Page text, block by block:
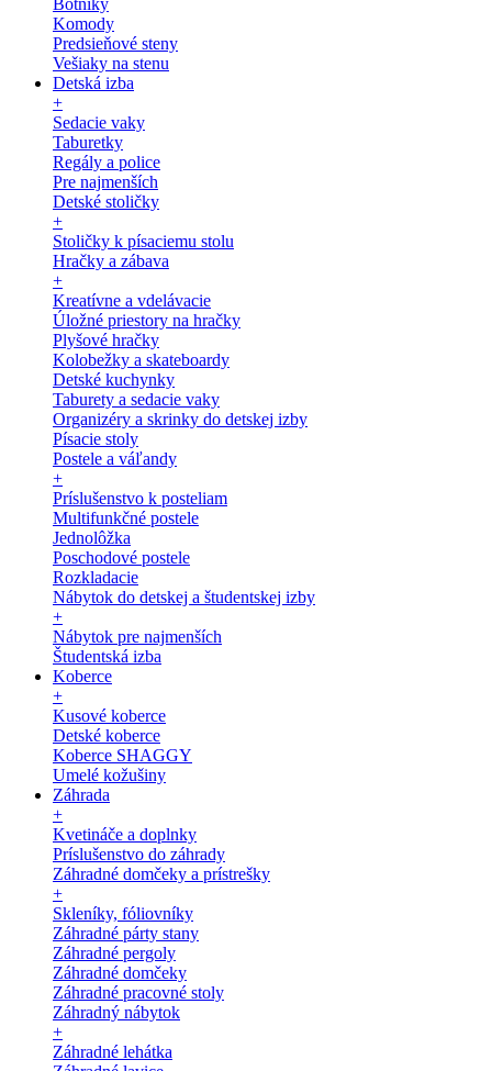
Botníky
Komody
Predsieňové steny
Vešiaky na stenu
Detská izba
+
Sedacie vaky
Taburetky
Regály a police
Pre najmenších
Detské stoličky
+
Stoličky k písaciemu stolu
Hračky a zábava
+
Kreatívne a vdelávacie
Úložné priestory na hračky
Plyšové hračky
Kolobežky a skateboardy
Detské kuchynky
Taburety a sedacie vaky
Organizéry a skrinky do detskej izby
Písacie stoly
Postele a váľandy
+
Príslušenstvo k posteliam
Multifunkčné postele
Jednolôžka
Poschodové postele
Rozkladacie
Nábytok do detskej a študentskej izby
+
Nábytok pre najmenších
Študentská izba
Koberce
+
Kusové koberce
Detské koberce
Koberce SHAGGY
Umelé kožušiny
Záhrada
+
Kvetináče a doplnky
Príslušenstvo do záhrady
Záhradné domčeky a prístrešky
+
Skleníky, fóliovníky
Záhradné párty stany
Záhradné pergoly
Záhradné domčeky
Záhradné pracovné stoly
Záhradný nábytok
+
Záhradné lehátka